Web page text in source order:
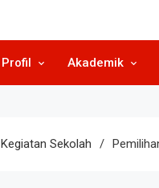
Profil Akademik
Kegiatan Sekolah